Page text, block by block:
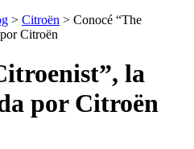
> Citroën > Conocé “The
Citroën
la
por Citroën